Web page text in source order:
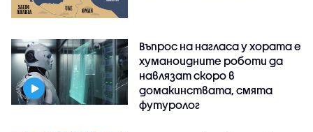
Въпрос на нагласа у хората е
хуманоидните роботи да
навлязат скоро в
домакинствата, смята
футуролог